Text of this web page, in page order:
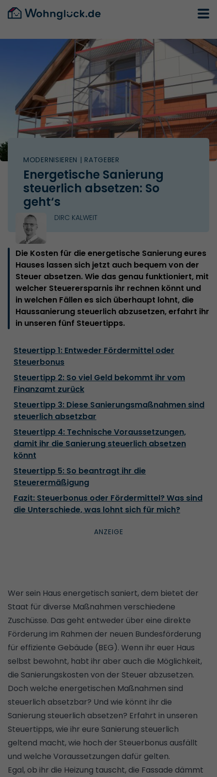
MODERNISIEREN | RATGEBER
Energetische Sanierung
steuerlich absetzen: So
geht‘s
DIRC KALWEIT
Die Kosten für die energetische Sanierung eures
Hauses lassen sich jetzt auch bequem von der
Steuer absetzen. Wie das genau funktioniert, mit
welcher Steuerersparnis ihr rechnen könnt und
in welchen Fällen es sich überhaupt lohnt, die
Haussanierung steuerlich abzusetzen, erfahrt ihr
in unseren fünf Steuertipps.
Steuertipp 1: Entweder Fördermittel oder
Steuerbonus
Steuertipp 2: So viel Geld bekommt ihr vom
Finanzamt zurück
Steuertipp 3: Diese Sanierungsmaßnahmen sind
steuerlich absetzbar
Steuertipp 4: Technische Voraussetzungen,
damit ihr die Sanierung steuerlich absetzen
könnt
Steuertipp 5: So beantragt ihr die
Steuerermäßigung
Fazit: Steuerbonus oder Fördermittel? Was sind
die Unterschiede, was lohnt sich für mich?
Wer sein Haus energetisch saniert, dem bietet der
Staat für diverse Maßnahmen verschiedene
Zuschüsse. Das geht entweder über eine direkte
Förderung im Rahmen der neuen Bundesförderung
für effiziente Gebäude (BEG). Wenn ihr euer Haus
selbst bewohnt, habt ihr aber auch die Möglichkeit,
die Sanierungskosten von der Steuer abzusetzen.
Doch welche energetischen Maßnahmen sind
steuerlich absetzbar? Und wie könnt ihr die
Sanierung steuerlich absetzen? Erfahrt in unseren
Steuertipps, wie ihr eure Sanierung steuerlich
geltend macht, wie hoch der Steuerbonus ausfällt
und welche Voraussetzungen dafür gelten.
Egal, ob ihr die Heizung tauscht, die Fassade dämmt